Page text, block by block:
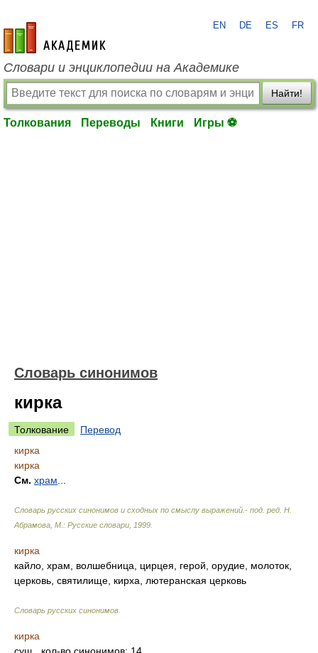
academic.ru
EN DE ES FR
Словари и энциклопедии на Академике
Найти!
Толкования Переводы Книги Игры ⚽
Словарь синонимов
кирка
Толкование
Перевод
кирка
кирка
См. храм
Словарь русских синонимов и сходных по смыслу выражений.- под. ред. Н.
Абрамова, М.: Русские словари 1999
кирка
кайло, храм, волшебница, цирцея, герой, орудие, молоток,
церковь, святилище, кирха, лютеранская церковь
Словарь русских синонимов
кирка